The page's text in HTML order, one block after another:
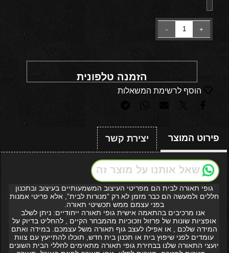
הזמנה טלפונית
הוסף לרשימת המשאלות
פירוט המוצר יצירת קשר
שאל אותנו על מוצר זה
גופי תאורה לבית הם מפריטי העיצוב המשמעותיים בעיצוב ובתכנון
חללים ולמעשה הם כבר מזמן לא רק “מנורות לבית”, אלא פריטי אמנות
בפני עצמם ממש תכשיטי תאורה.
אנו מרכיבים בהתאמה אישית גופי תאורה ייחודיים: ניתן לשלב
אופציות שונות של פרזול וזכוכיות מהמבחר הקיים , להחליט בדיוק על
המידה שלכם , או אפילו לעצב גוף תאורה משל עצמכם. במידה ואתם
עומדים לפני שיפוץ בית או תכנון בית חדש, תוכלו להתייעץ עם צוות
יועצי התאורה שלנו בבחירת גופי תאורה מתאימים לחללי הבית השונים